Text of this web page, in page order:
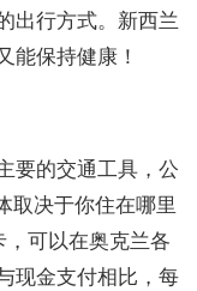
行方式。新西兰
能保持健康！
的交通工具，公
取决于你住在哪里
可以在奥克兰各
现金支付相比，每